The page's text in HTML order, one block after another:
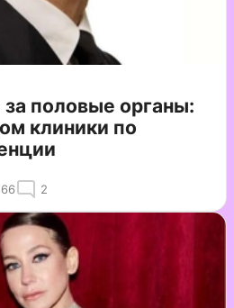
за половые органы:
клиники по
66 2